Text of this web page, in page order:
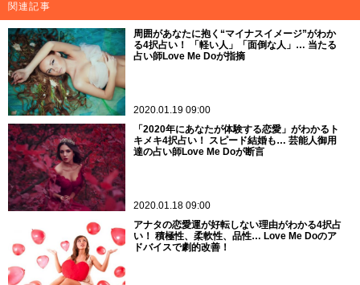
関連記事
周囲があなたに抱く“マイナスイメージ”がわか
る4択占い！ 「軽い人」「面倒な人」… 当たる
占い師Love Me Doが指摘
2020.01.19 09:00
「2020年にあなたが体験する恋愛」がわかるト
キメキ4択占い！ スピード結婚も… 芸能人御用
達の占い師Love Me Doが断言
2020.01.18 09:00
アナタの恋愛運が好転しない理由がわかる4択占
い！ 積極性、柔軟性、品性… Love Me Doのア
ドバイスで劇的改善！